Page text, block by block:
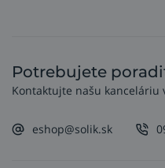
Potrebujete
Kontaktujte našu kanceláriu
eshop@solik.sk